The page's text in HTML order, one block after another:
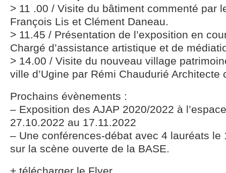
> 11 .00 / Visite du bâtiment commenté par
François Lis et Clément Daneau.
> 11.45 / Présentation de l’exposition en
Chargé d’assistance artistique et de
> 14.00 / Visite du nouveau village
ville d’Ugine par Rémi Chaudurié Architecte
Prochains évènements :
– Exposition des AJAP 2020/2022 à
27.10.2022 au 17.11.2022
– Une conférences-débat avec 4 lauréats le
sur la scène ouverte de la BASE.